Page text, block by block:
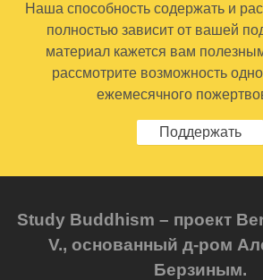
Наша способность содержать и
полностью зависит от вашей
материал кажется вам
рассмотрите возможность
ежемесячного
Поддержать
Study Buddhism – проект
V., основанный д-ром
Берзиным.